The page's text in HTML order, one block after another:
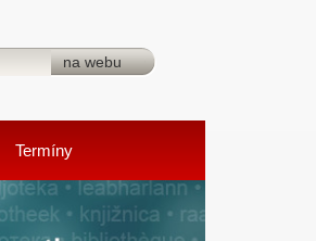
Termíny